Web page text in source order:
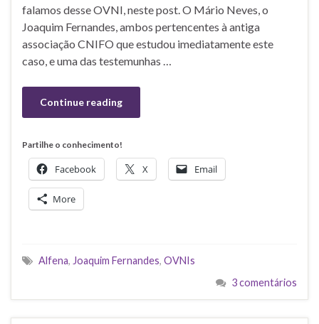
falamos desse OVNI, neste post. O Mário Neves, o
Joaquim Fernandes, ambos pertencentes à antiga
associação CNIFO que estudou imediatamente este
caso, e uma das testemunhas …
Continue reading
Partilhe o conhecimento!
Facebook X Email
More
Alfena, Joaquim Fernandes, OVNIs
3 comentários